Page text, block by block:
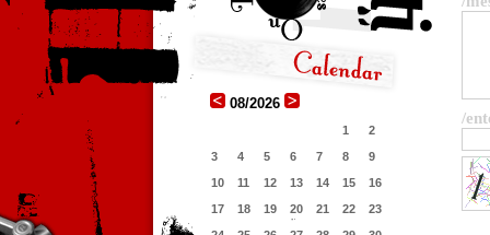
08/2026
1
2
3
4 5 6 7 8
9
10
11 12 13 14 15
16
17
18 19 20 21 22
23
/